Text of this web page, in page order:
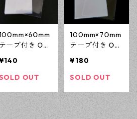
テープ付き OP
ラッピング 梱
包資材 アクセ
n工房】
¥140
OUT
100mm×70mm
テープ付き OP
ラッピング 梱
包資材 アクセ
n工房】
¥180
SOLD OUT